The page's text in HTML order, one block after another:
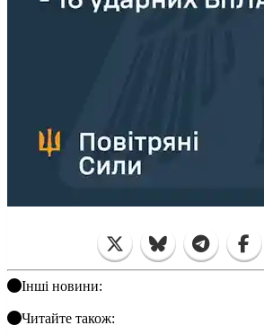
Інші новини:
Читайте також: